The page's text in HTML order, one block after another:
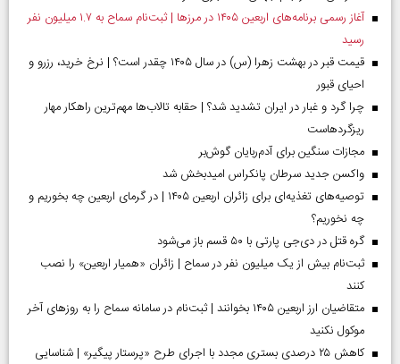
آغاز رسمی برنامه‌های اربعین ۱۴۰۵ در مرز‌ها | ثبت‌نام سماح به ۱.۷ میلیون نفر
رسید
قیمت قبر در بهشت زهرا (س) در سال ۱۴۰۵ چقدر است؟ | نرخ خرید، رزرو و
احیای قبور
چرا گرد و غبار در ایران تشدید شد؟ | حقابه تالاب‌ها مهم‌ترین راهکار مهار
ریزگردهاست
مجازات سنگین برای آدم‌ربایان گوش‌بر
واکسن جدید سرطان پانکراس امیدبخش شد
توصیه‌های تغذیه‌ای برای زائران اربعین ۱۴۰۵ | در گرمای اربعین چه بخوریم و
چه نخوریم؟
گره قتل در دی‌جی پارتی با ۵۰ قسم باز می‌شود
ثبت‌نام بیش از یک میلیون نفر در سماح | زائران «همیار اربعین» را نصب
کنند
متقاضیان ارز اربعین ۱۴۰۵ بخوانند | ثبت‌نام در سامانه سماح را به روز‌های آخر
موکول نکنید
کاهش ۲۵ درصدی بستری مجدد با اجرای طرح «پرستار پیگیر» | شناسایی